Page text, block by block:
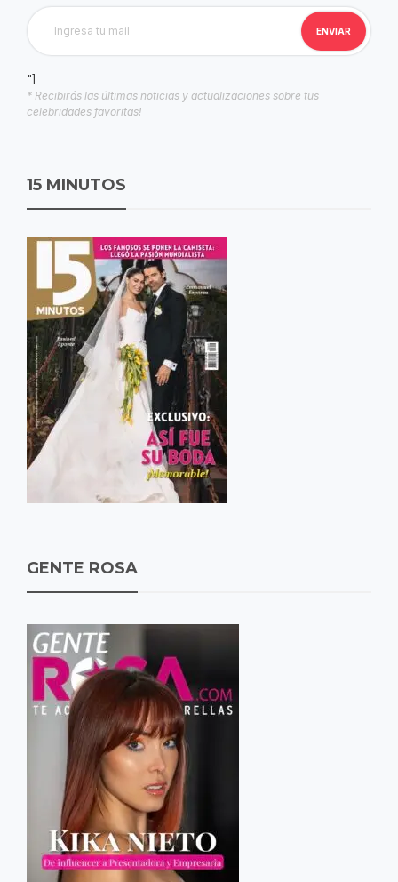
"]
* Recibirás las últimas noticias y actualizaciones sobre tus
celebridades favoritas!
15 MINUTOS
GENTE ROSA